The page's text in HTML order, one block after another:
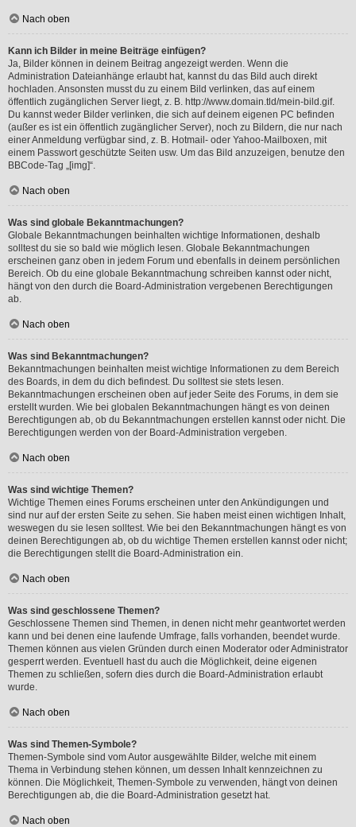
Nach oben
Kann ich Bilder in meine Beiträge einfügen?
Ja, Bilder können in deinem Beitrag angezeigt werden. Wenn die
Administration Dateianhänge erlaubt hat, kannst du das Bild auch direkt
hochladen. Ansonsten musst du zu einem Bild verlinken, das auf einem
öffentlich zugänglichen Server liegt, z. B. http://www.domain.tld/mein-bild.gif.
Du kannst weder Bilder verlinken, die sich auf deinem eigenen PC befinden
(außer es ist ein öffentlich zugänglicher Server), noch zu Bildern, die nur nach
einer Anmeldung verfügbar sind, z. B. Hotmail- oder Yahoo-Mailboxen, mit
einem Passwort geschützte Seiten usw. Um das Bild anzuzeigen, benutze den
BBCode-Tag „[img]“.
Nach oben
Was sind globale Bekanntmachungen?
Globale Bekanntmachungen beinhalten wichtige Informationen, deshalb
solltest du sie so bald wie möglich lesen. Globale Bekanntmachungen
erscheinen ganz oben in jedem Forum und ebenfalls in deinem persönlichen
Bereich. Ob du eine globale Bekanntmachung schreiben kannst oder nicht,
hängt von den durch die Board-Administration vergebenen Berechtigungen
ab.
Nach oben
Was sind Bekanntmachungen?
Bekanntmachungen beinhalten meist wichtige Informationen zu dem Bereich
des Boards, in dem du dich befindest. Du solltest sie stets lesen.
Bekanntmachungen erscheinen oben auf jeder Seite des Forums, in dem sie
erstellt wurden. Wie bei globalen Bekanntmachungen hängt es von deinen
Berechtigungen ab, ob du Bekanntmachungen erstellen kannst oder nicht. Die
Berechtigungen werden von der Board-Administration vergeben.
Nach oben
Was sind wichtige Themen?
Wichtige Themen eines Forums erscheinen unter den Ankündigungen und
sind nur auf der ersten Seite zu sehen. Sie haben meist einen wichtigen Inhalt,
weswegen du sie lesen solltest. Wie bei den Bekanntmachungen hängt es von
deinen Berechtigungen ab, ob du wichtige Themen erstellen kannst oder nicht;
die Berechtigungen stellt die Board-Administration ein.
Nach oben
Was sind geschlossene Themen?
Geschlossene Themen sind Themen, in denen nicht mehr geantwortet werden
kann und bei denen eine laufende Umfrage, falls vorhanden, beendet wurde.
Themen können aus vielen Gründen durch einen Moderator oder Administrator
gesperrt werden. Eventuell hast du auch die Möglichkeit, deine eigenen
Themen zu schließen, sofern dies durch die Board-Administration erlaubt
wurde.
Nach oben
Was sind Themen-Symbole?
Themen-Symbole sind vom Autor ausgewählte Bilder, welche mit einem
Thema in Verbindung stehen können, um dessen Inhalt kennzeichnen zu
können. Die Möglichkeit, Themen-Symbole zu verwenden, hängt von deinen
Berechtigungen ab, die die Board-Administration gesetzt hat.
Nach oben